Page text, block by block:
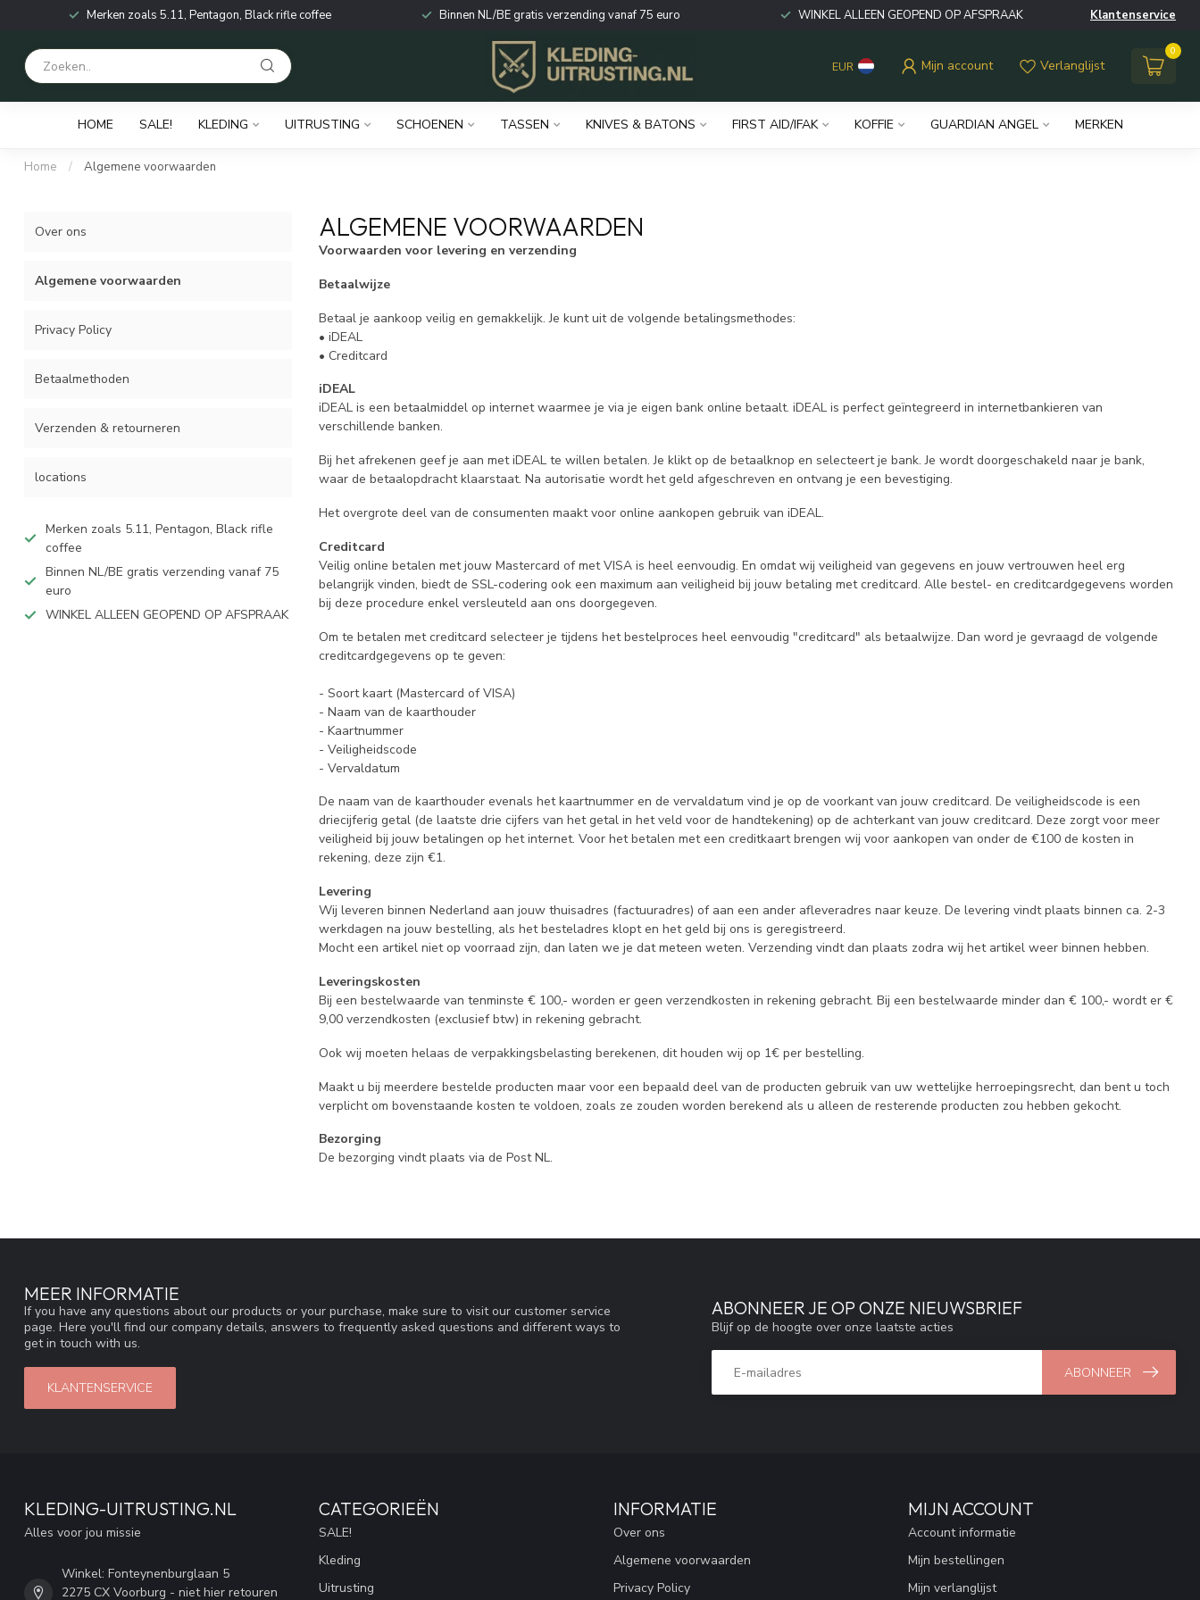
Merken zoals 5.11, Pentagon, Black rifle coffee Binnen NL/BE gratis verzending vanaf 75 euro WINKEL ALLEEN GEOPEND OP AFSPRAAK Klantenservice
EUR Mijn account Verlanglijst
0
HOME SALE! KLEDING UITRUSTING SCHOENEN TASSEN KNIVES & BATONS FIRST AID/IFAK KOFFIE GUARDIAN ANGEL MERKEN
Home / Algemene voorwaarden
Over ons
Algemene voorwaarden
Privacy Policy
Betaalmethoden
Verzenden & retourneren
locations
Merken zoals 5.11, Pentagon, Black rifle
coffee
Binnen NL/BE gratis verzending vanaf 75
euro
WINKEL ALLEEN GEOPEND OP AFSPRAAK
ALGEMENE VOORWAARDEN
Voorwaarden voor levering en verzending
Betaalwijze
Betaal je aankoop veilig en gemakkelijk. Je kunt uit de volgende betalingsmethodes:
• iDEAL
• Creditcard
iDEAL
iDEAL is een betaalmiddel op internet waarmee je via je eigen bank online betaalt. iDEAL is perfect geïntegreerd in internetbankieren van
verschillende banken.
Bij het afrekenen geef je aan met iDEAL te willen betalen. Je klikt op de betaalknop en selecteert je bank. Je wordt doorgeschakeld naar je bank,
waar de betaalopdracht klaarstaat. Na autorisatie wordt het geld afgeschreven en ontvang je een bevestiging.
Het overgrote deel van de consumenten maakt voor online aankopen gebruik van iDEAL.
Creditcard
Veilig online betalen met jouw Mastercard of met VISA is heel eenvoudig. En omdat wij veiligheid van gegevens en jouw vertrouwen heel erg
belangrijk vinden, biedt de SSL-codering ook een maximum aan veiligheid bij jouw betaling met creditcard. Alle bestel- en creditcardgegevens worden
bij deze procedure enkel versleuteld aan ons doorgegeven.
Om te betalen met creditcard selecteer je tijdens het bestelproces heel eenvoudig "creditcard" als betaalwijze. Dan word je gevraagd de volgende
creditcardgegevens op te geven:
- Soort kaart (Mastercard of VISA)
- Naam van de kaarthouder
- Kaartnummer
- Veiligheidscode
- Vervaldatum
De naam van de kaarthouder evenals het kaartnummer en de vervaldatum vind je op de voorkant van jouw creditcard. De veiligheidscode is een
driecijferig getal (de laatste drie cijfers van het getal in het veld voor de handtekening) op de achterkant van jouw creditcard. Deze zorgt voor meer
veiligheid bij jouw betalingen op het internet. Voor het betalen met een creditkaart brengen wij voor aankopen van onder de €100 de kosten in
rekening, deze zijn €1.
Levering
Wij leveren binnen Nederland aan jouw thuisadres (factuuradres) of aan een ander afleveradres naar keuze. De levering vindt plaats binnen ca. 2-3
werkdagen na jouw bestelling, als het besteladres klopt en het geld bij ons is geregistreerd.
Mocht een artikel niet op voorraad zijn, dan laten we je dat meteen weten. Verzending vindt dan plaats zodra wij het artikel weer binnen hebben.
Leveringskosten
Bij een bestelwaarde van tenminste € 100,- worden er geen verzendkosten in rekening gebracht. Bij een bestelwaarde minder dan € 100,- wordt er €
9,00 verzendkosten (exclusief btw) in rekening gebracht.
Ook wij moeten helaas de verpakkingsbelasting berekenen, dit houden wij op 1€ per bestelling.
Maakt u bij meerdere bestelde producten maar voor een bepaald deel van de producten gebruik van uw wettelijke herroepingsrecht, dan bent u toch
verplicht om bovenstaande kosten te voldoen, zoals ze zouden worden berekend als u alleen de resterende producten zou hebben gekocht.
Bezorging
De bezorging vindt plaats via de Post NL.
MEER INFORMATIE
If you have any questions about our products or your purchase, make sure to visit our customer service
page. Here you'll find our company details, answers to frequently asked questions and different ways to
get in touch with us.
KLANTENSERVICE
ABONNEER JE OP ONZE NIEUWSBRIEF
Blijf op de hoogte over onze laatste acties
ABONNEER
KLEDING-UITRUSTING.NL
Alles voor jou missie
Winkel: Fonteynenburglaan 5
2275 CX Voorburg - niet hier retouren
CATEGORIEËN
SALE!
Kleding
Uitrusting
INFORMATIE
Over ons
Algemene voorwaarden
Privacy Policy
MIJN ACCOUNT
Account informatie
Mijn bestellingen
Mijn verlanglijst